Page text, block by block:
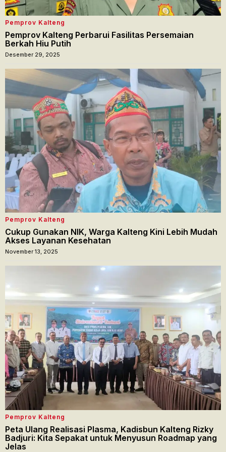
Pemprov Kalteng
Pemprov Kalteng Perbarui Fasilitas Persemaian
Berkah Hiu Putih
Desember 29, 2025
Pemprov Kalteng
Cukup Gunakan NIK, Warga Kalteng Kini Lebih Mudah
Akses Layanan Kesehatan
November 13, 2025
Pemprov Kalteng
Peta Ulang Realisasi Plasma, Kadisbun Kalteng Rizky
Badjuri: Kita Sepakat untuk Menyusun Roadmap yang
Jelas